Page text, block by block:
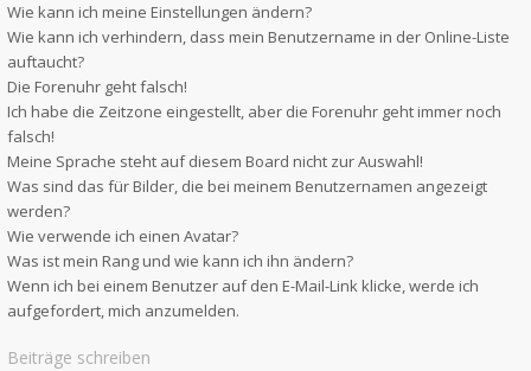
Wie kann ich meine Einstellungen ändern?
Wie kann ich verhindern, dass mein Benutzername in der Online-Liste
auftaucht?
Die Forenuhr geht falsch!
Ich habe die Zeitzone eingestellt, aber die Forenuhr geht immer noch
falsch!
Meine Sprache steht auf diesem Board nicht zur Auswahl!
Was sind das für Bilder, die bei meinem Benutzernamen angezeigt
werden?
Wie verwende ich einen Avatar?
Was ist mein Rang und wie kann ich ihn ändern?
Wenn ich bei einem Benutzer auf den E-Mail-Link klicke, werde ich
aufgefordert, mich anzumelden.
Beiträge schreiben